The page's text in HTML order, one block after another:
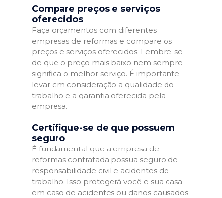
Compare preços e serviços
oferecidos
Faça orçamentos com diferentes
empresas de reformas e compare os
preços e serviços oferecidos. Lembre-se
de que o preço mais baixo nem sempre
significa o melhor serviço. É importante
levar em consideração a qualidade do
trabalho e a garantia oferecida pela
empresa.
Certifique-se de que possuem
seguro
É fundamental que a empresa de
reformas contratada possua seguro de
responsabilidade civil e acidentes de
trabalho. Isso protegerá você e sua casa
em caso de acidentes ou danos causados